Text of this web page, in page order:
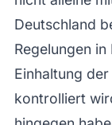
Deutschland
Regelungen
Einhaltung
kontrolliert